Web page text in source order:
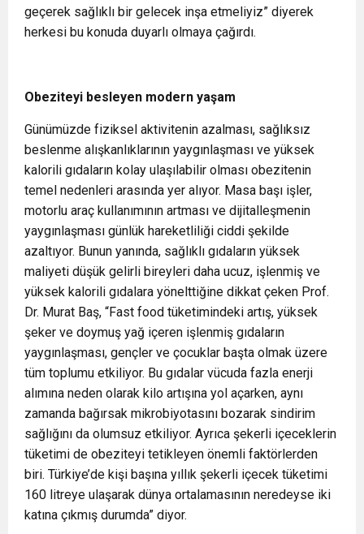
geçerek sağlıklı bir gelecek inşa etmeliyiz” diyerek
herkesi bu konuda duyarlı olmaya çağırdı.
Obeziteyi besleyen modern yaşam
Günümüzde fiziksel aktivitenin azalması, sağlıksız
beslenme alışkanlıklarının yaygınlaşması ve yüksek
kalorili gıdaların kolay ulaşılabilir olması obezitenin
temel nedenleri arasında yer alıyor. Masa başı işler,
motorlu araç kullanımının artması ve dijitalleşmenin
yaygınlaşması günlük hareketliliği ciddi şekilde
azaltıyor. Bunun yanında, sağlıklı gıdaların yüksek
maliyeti düşük gelirli bireyleri daha ucuz, işlenmiş ve
yüksek kalorili gıdalara yönelttiğine dikkat çeken Prof.
Dr. Murat Baş, “Fast food tüketimindeki artış, yüksek
şeker ve doymuş yağ içeren işlenmiş gıdaların
yaygınlaşması, gençler ve çocuklar başta olmak üzere
tüm toplumu etkiliyor. Bu gıdalar vücuda fazla enerji
alımına neden olarak kilo artışına yol açarken, aynı
zamanda bağırsak mikrobiyotasını bozarak sindirim
sağlığını da olumsuz etkiliyor. Ayrıca şekerli içeceklerin
tüketimi de obeziteyi tetikleyen önemli faktörlerden
biri. Türkiye’de kişi başına yıllık şekerli içecek tüketimi
160 litreye ulaşarak dünya ortalamasının neredeyse iki
katına çıkmış durumda” diyor.